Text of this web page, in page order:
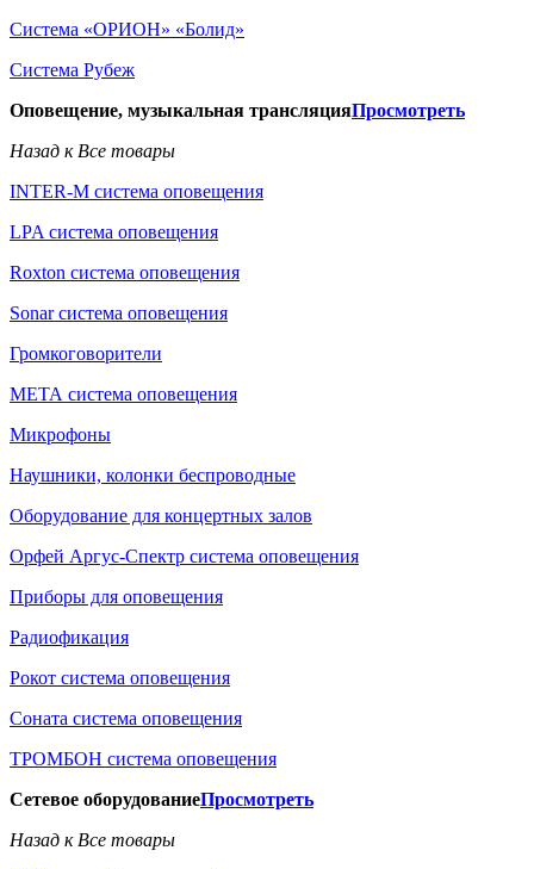
Система «ОРИОН» «Болид»
Система Рубеж
Оповещение, музыкальная трансляцияПросмотреть
Назад к Все товары
INTER-M система оповещения
LPA система оповещения
Roxton система оповещения
Sonar система оповещения
Громкоговорители
МЕТА система оповещения
Микрофоны
Наушники, колонки беспроводные
Оборудование для концертных залов
Орфей Аргус-Спектр система оповещения
Приборы для оповещения
Радиофикация
Рокот система оповещения
Соната система оповещения
ТРОМБОН система оповещения
Сетевое оборудованиеПросмотреть
Назад к Все товары